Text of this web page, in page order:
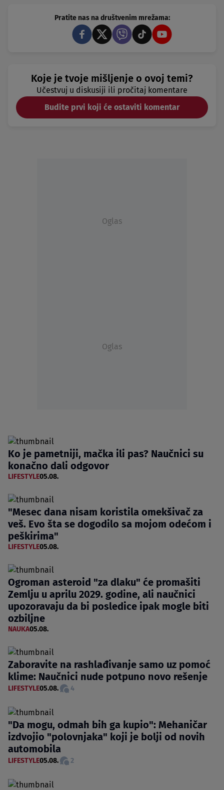
Pratite nas na društvenim mrežama:
Koje je tvoje mišljenje o ovoj temi?
Učestvuj u diskusiji ili pročitaj komentare
Budite prvi koji će ostaviti komentar
Oglas
Oglas
Ko je pametniji, mačka ili pas? Naučnici su
konačno dali odgovor
LIFESTYLE05.08.
"Mesec dana nisam koristila omekšivač za
veš. Evo šta se dogodilo sa mojom odećom i
peškirima"
LIFESTYLE05.08.
Ogroman asteroid "za dlaku" će promašiti
Zemlju u aprilu 2029. godine, ali naučnici
upozoravaju da bi posledice ipak mogle biti
ozbiljne
NAUKA05.08.
Zaboravite na rashlađivanje samo uz pomoć
klime: Naučnici nude potpuno novo rešenje
LIFESTYLE05.08. 4
"Da mogu, odmah bih ga kupio": Mehaničar
izdvojio "polovnjaka" koji je bolji od novih
automobila
LIFESTYLE05.08. 2